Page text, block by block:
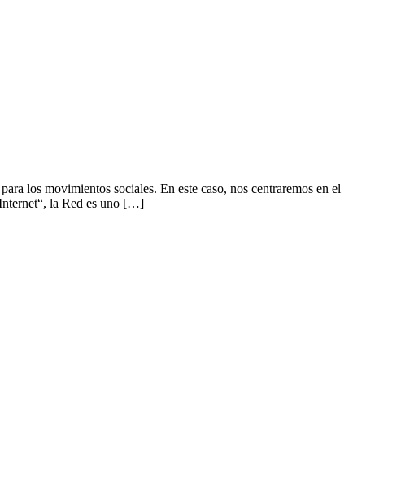
los movimientos sociales. En este caso, nos centraremos en el
la Red es uno […]